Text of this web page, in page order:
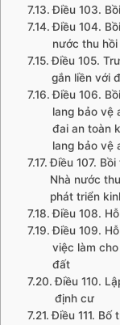
Điều 103.
Điều 104.
nước thu
Điều 105.
gắn liền với
Điều 106.
lang bảo vệ
đai an toàn
lang bảo vệ
Điều 107.
Nhà nước
phát triển
Điều 108.
Điều 109.
việc làm
đất
Điều 110.
định cư
Điều 111. Bố